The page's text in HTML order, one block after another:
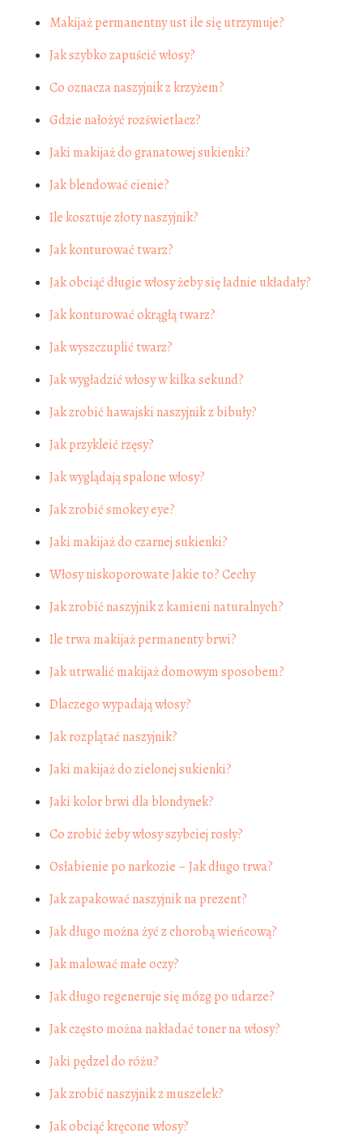
Makijaż permanentny ust ile się utrzymuje?
Jak szybko zapuścić włosy?
Co oznacza naszyjnik z krzyżem?
Gdzie nałożyć rozświetlacz?
Jaki makijaż do granatowej sukienki?
Jak blendować cienie?
Ile kosztuje złoty naszyjnik?
Jak konturować twarz?
Jak obciąć długie włosy żeby się ładnie układały?
Jak konturować okrągłą twarz?
Jak wyszczuplić twarz?
Jak wygładzić włosy w kilka sekund?
Jak zrobić hawajski naszyjnik z bibuły?
Jak przykleić rzęsy?
Jak wyglądają spalone włosy?
Jak zrobić smokey eye?
Jaki makijaż do czarnej sukienki?
Włosy niskoporowate Jakie to? Cechy
Jak zrobić naszyjnik z kamieni naturalnych?
Ile trwa makijaż permanenty brwi?
Jak utrwalić makijaż domowym sposobem?
Dlaczego wypadają włosy?
Jak rozplątać naszyjnik?
Jaki makijaż do zielonej sukienki?
Jaki kolor brwi dla blondynek?
Co zrobić żeby włosy szybciej rosły?
Osłabienie po narkozie – Jak długo trwa?
Jak zapakować naszyjnik na prezent?
Jak długo można żyć z chorobą wieńcową?
Jak malować małe oczy?
Jak długo regeneruje się mózg po udarze?
Jak często można nakładać toner na włosy?
Jaki pędzel do różu?
Jak zrobić naszyjnik z muszelek?
Jak obciąć kręcone włosy?